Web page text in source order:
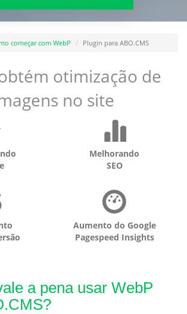
começar com WebP Plugin para ABO.CMS
otimização de
no site
Melhorando
SEO
Aumento do Google
Pagespeed Insights
a pena usar WebP